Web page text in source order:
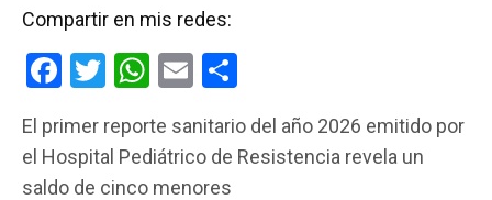
Compartir en mis redes:
F
ce
b
T
tt
er
W
at
s
E
ail m
p
El primer reporte sanitario del año 2026 emitido por
el Hospital Pediátrico de Resistencia revela un
saldo de cinco menores